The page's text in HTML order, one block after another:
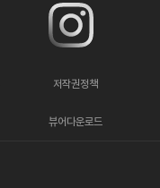
저작권정책
뷰어다운로드